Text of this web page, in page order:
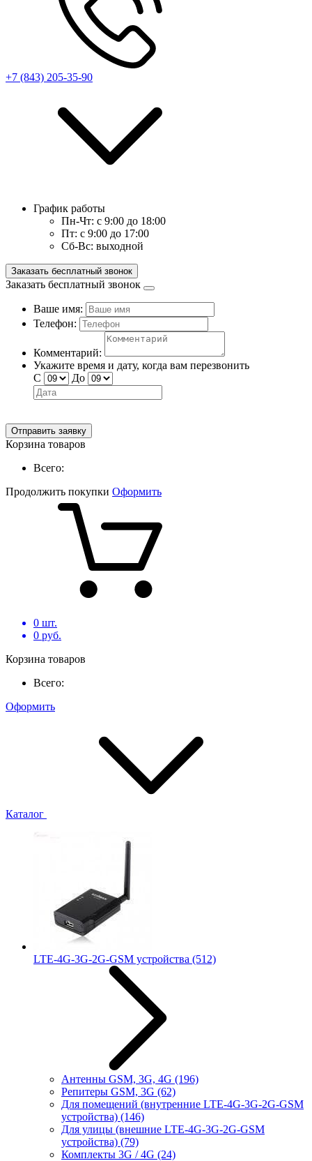
+7 (843) 205-35-90
График работы
Пн-Чт: с 9:00 до 18:00
Пт: с 9:00 до 17:00
Сб-Вс: выходной
Заказать бесплатный звонок
Заказать бесплатный звонок
Ваше имя:
Телефон:
Комментарий:
Укажите время и дату, когда вам перезвонить
С
До
Отправить заявку
Корзина товаров
Всего:
Продолжить покупки Оформить
0 шт.
0 руб.
Корзина товаров
Всего:
Оформить
Каталог
LTE-4G-3G-2G-GSM устройства (512)
Антенны GSM, 3G, 4G (196)
Репитеры GSM, 3G (62)
Для помещений (внутренние LTE-4G-3G-2G-GSM
устройства) (146)
Для улицы (внешние LTE-4G-3G-2G-GSM
устройства) (79)
Комплекты 3G / 4G (24)